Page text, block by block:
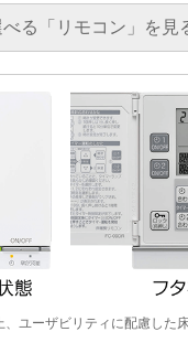
べる「リモコン」を見
ユーザビリティに配慮した